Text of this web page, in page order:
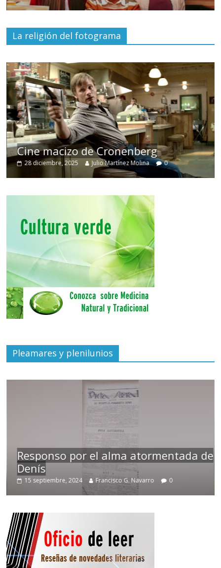
La religión del fotograma
Cine macizo de Cronenberg
28 diciembre, 2025 Julio Martínez Molina 0
Pleamares y plenilunios
Responso por el alma atormentada de
Denís
15 septiembre, 2024 Francisco G. Navarro 0